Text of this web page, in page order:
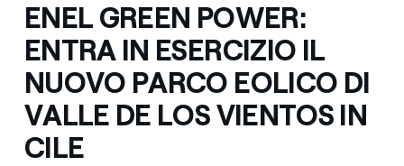
ENEL GREEN POWER:
ENTRA IN ESERCIZIO IL
NUOVO PARCO EOLICO DI
VALLE DE LOS VIENTOS IN
CILE